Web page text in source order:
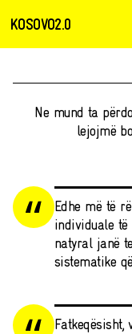
KOSOVO2.0
Ne mund ta
lejojmë
Edhe më të
individuale
natyral janë
sistematike